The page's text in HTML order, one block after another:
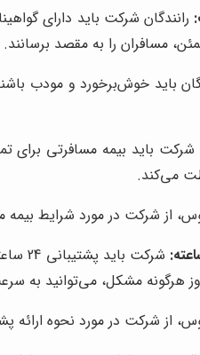
رانندگان شرکت باید دارای
مسافران را به مقصد برسانند.
باید خوش‌برخورد و مودب
شرکت باید بیمه مسافرتی برای
می‌کند.
از شرکت در مورد شرایط
هرگونه مشکل، می‌توانید به
ارائه پشتیبانی 24 ساعته سوال کنید و مطمئن شوید که شرکت دارای یک سیستم